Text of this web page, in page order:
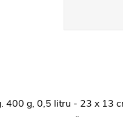
400 g, 0,5 litru - 23 x 13